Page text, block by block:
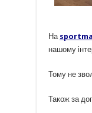
На
нашому
Тому не
Також за